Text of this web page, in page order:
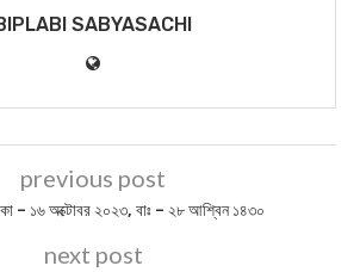
SABYASACHI
previous post
– ১৬ অক্টোবর ২০২৩, বাঃ – ২৮ আশ্বিন ১৪৩০
next post